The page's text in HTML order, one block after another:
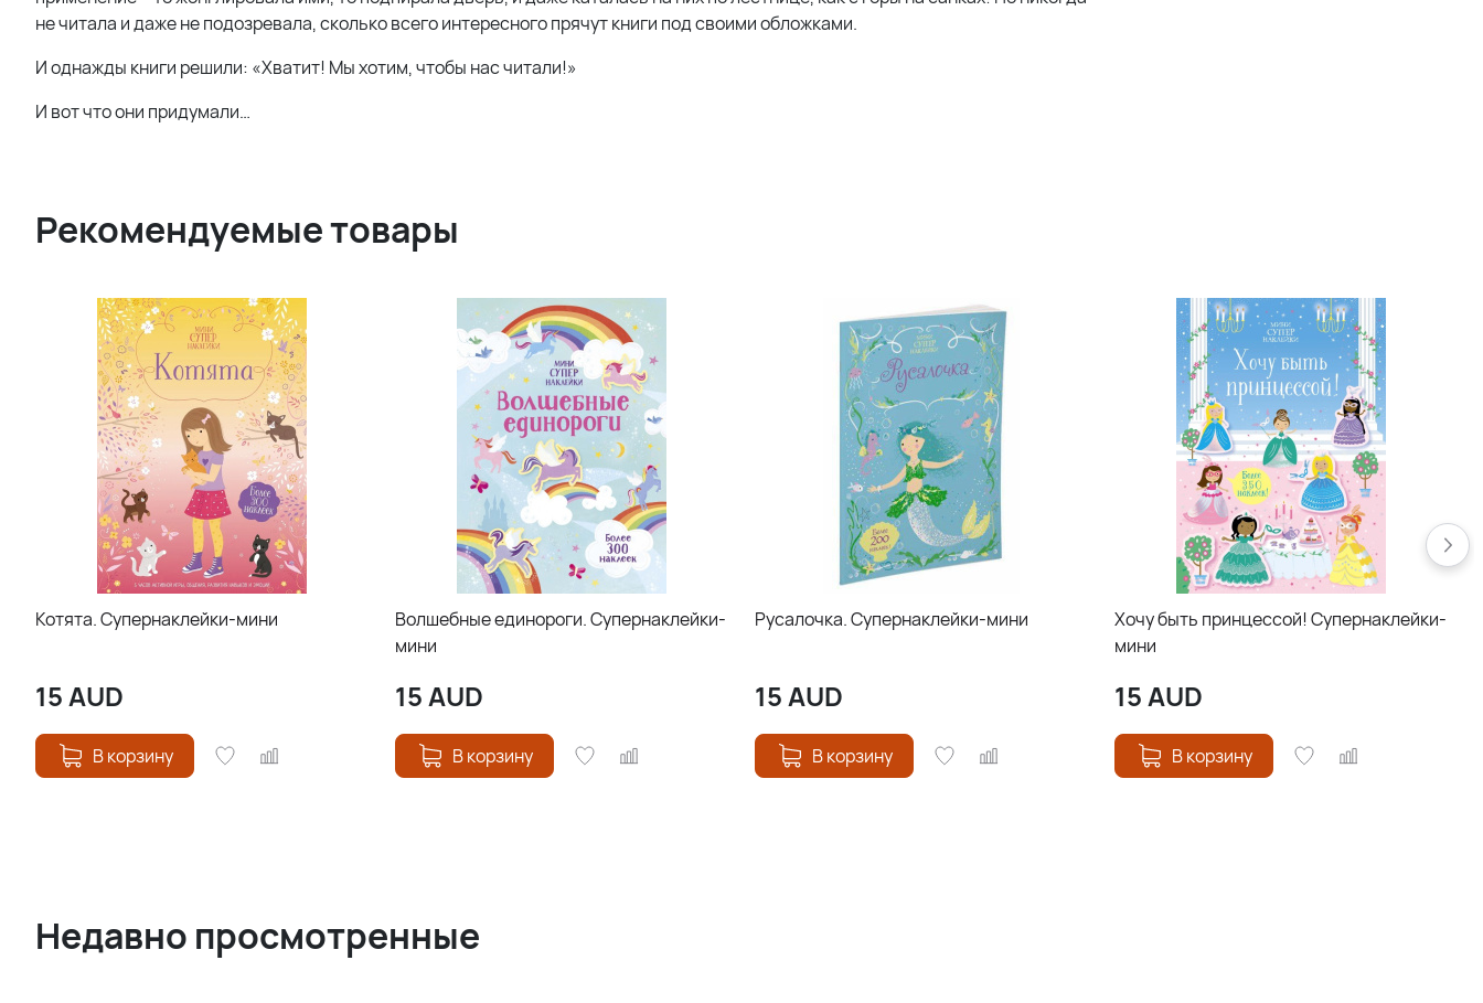
не читала и даже не подозревала, сколько всего интересного прячут книги под своими обложками.
И однажды книги решили: «Хватит! Мы хотим, чтобы нас читали!»
И вот что они придумали…
Рекомендуемые товары
Котята. Супернаклейки-мини
15AUD
В корзину
Волшебные единороги. Супернаклейки-
мини
15AUD
В корзину
Русалочка. Супернаклейки-мини
15AUD
В корзину
Хочу быть принцессой! Супернаклейки-
мини
15AUD
В корзину
Недавно просмотренные